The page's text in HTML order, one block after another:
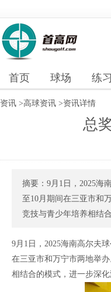
首页 球场 练
资讯 >高球资讯 >资讯详情
总
摘要：9月1日，2025海
至10月期间在三亚市和
竞技与青少年培养相结
9月1日，2025海南高尔夫
在三亚市和万宁市两地举
相结合的模式，进一步深